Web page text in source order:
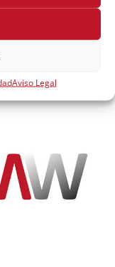
Aviso Legal